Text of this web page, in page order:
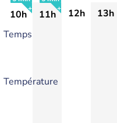
10h 11h 12h 13h
Temps
Température